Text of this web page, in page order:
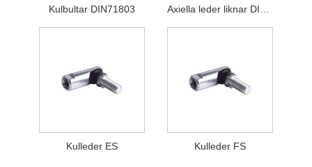
Kulbultar DIN71803 Axiella leder liknar DIN71802
Kulleder ES Kulleder FS